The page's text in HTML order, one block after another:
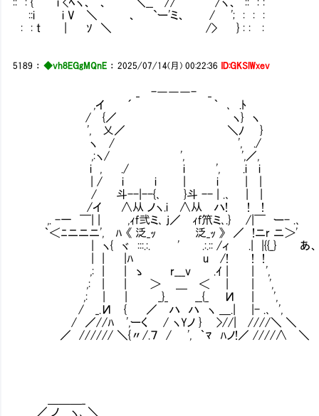
::i i V ＼ 、 `ー'ミ、 / '; : : :
: : t | ｿ ＼ /> } : : :
5189 ：◆vh8EGgMQnE ：2025/07/14(月) 00:22:36 ID:GKSlWxev
_ -―――- _
,イ ´ ｀ ､ .ﾄ
/ {／ ヽ} ヽ
', 乂／ ＼ﾉ }
ヽ / ', ./
,:ヽ/ ', ',／,
i , ./ i ', .i i
| / i i | i | |
/ 斗--|--{､ }斗 -- | .､ | |
/イ ∧从 ノヽ.i ∧从 ハ! ! !
,. -一 ￣| | ,ｨf弐ミ､ j／ ｨf笊ミ､.} /|￣ ー- .､
｀＜ﾆニニニ', ﾊ 《 泛_ｯ 泛_ｯ 》 ／ !ニr ニ＞'
| ヽ{ ヾ :::.:. ' .:.:: /ィ .| |{{_} あ、あ
| | |ﾊ u /! ! !
,: | | ゝ r___v .ｲ | | ',
,: | | ＞ ＿ ＜ | | ',
,: | | _}_ __{_ И | ',
/ _.И { ／ ハ ハ ヽ ＿.| |- .､ ',
/ ／//ﾊ ',ーく / ヽYノ } >//| ////＼ ＼
／ ////// ＼{〃/.７ / ', ｀ﾏ ﾊノ!／ ////∧ ＼
／_ノ ヽ､_＼